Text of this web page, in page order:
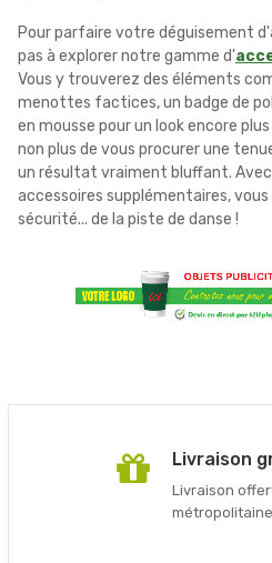
Pour parfaire votre déguisement
pas à explorer notre gamme d'
Vous y trouverez des éléments
menottes factices, un badge de
en mousse pour un look encore
non plus de vous procurer une
un résultat vraiment bluffant.
accessoires supplémentaires,
sécurité... de la piste de danse !
Livraison
Livraison